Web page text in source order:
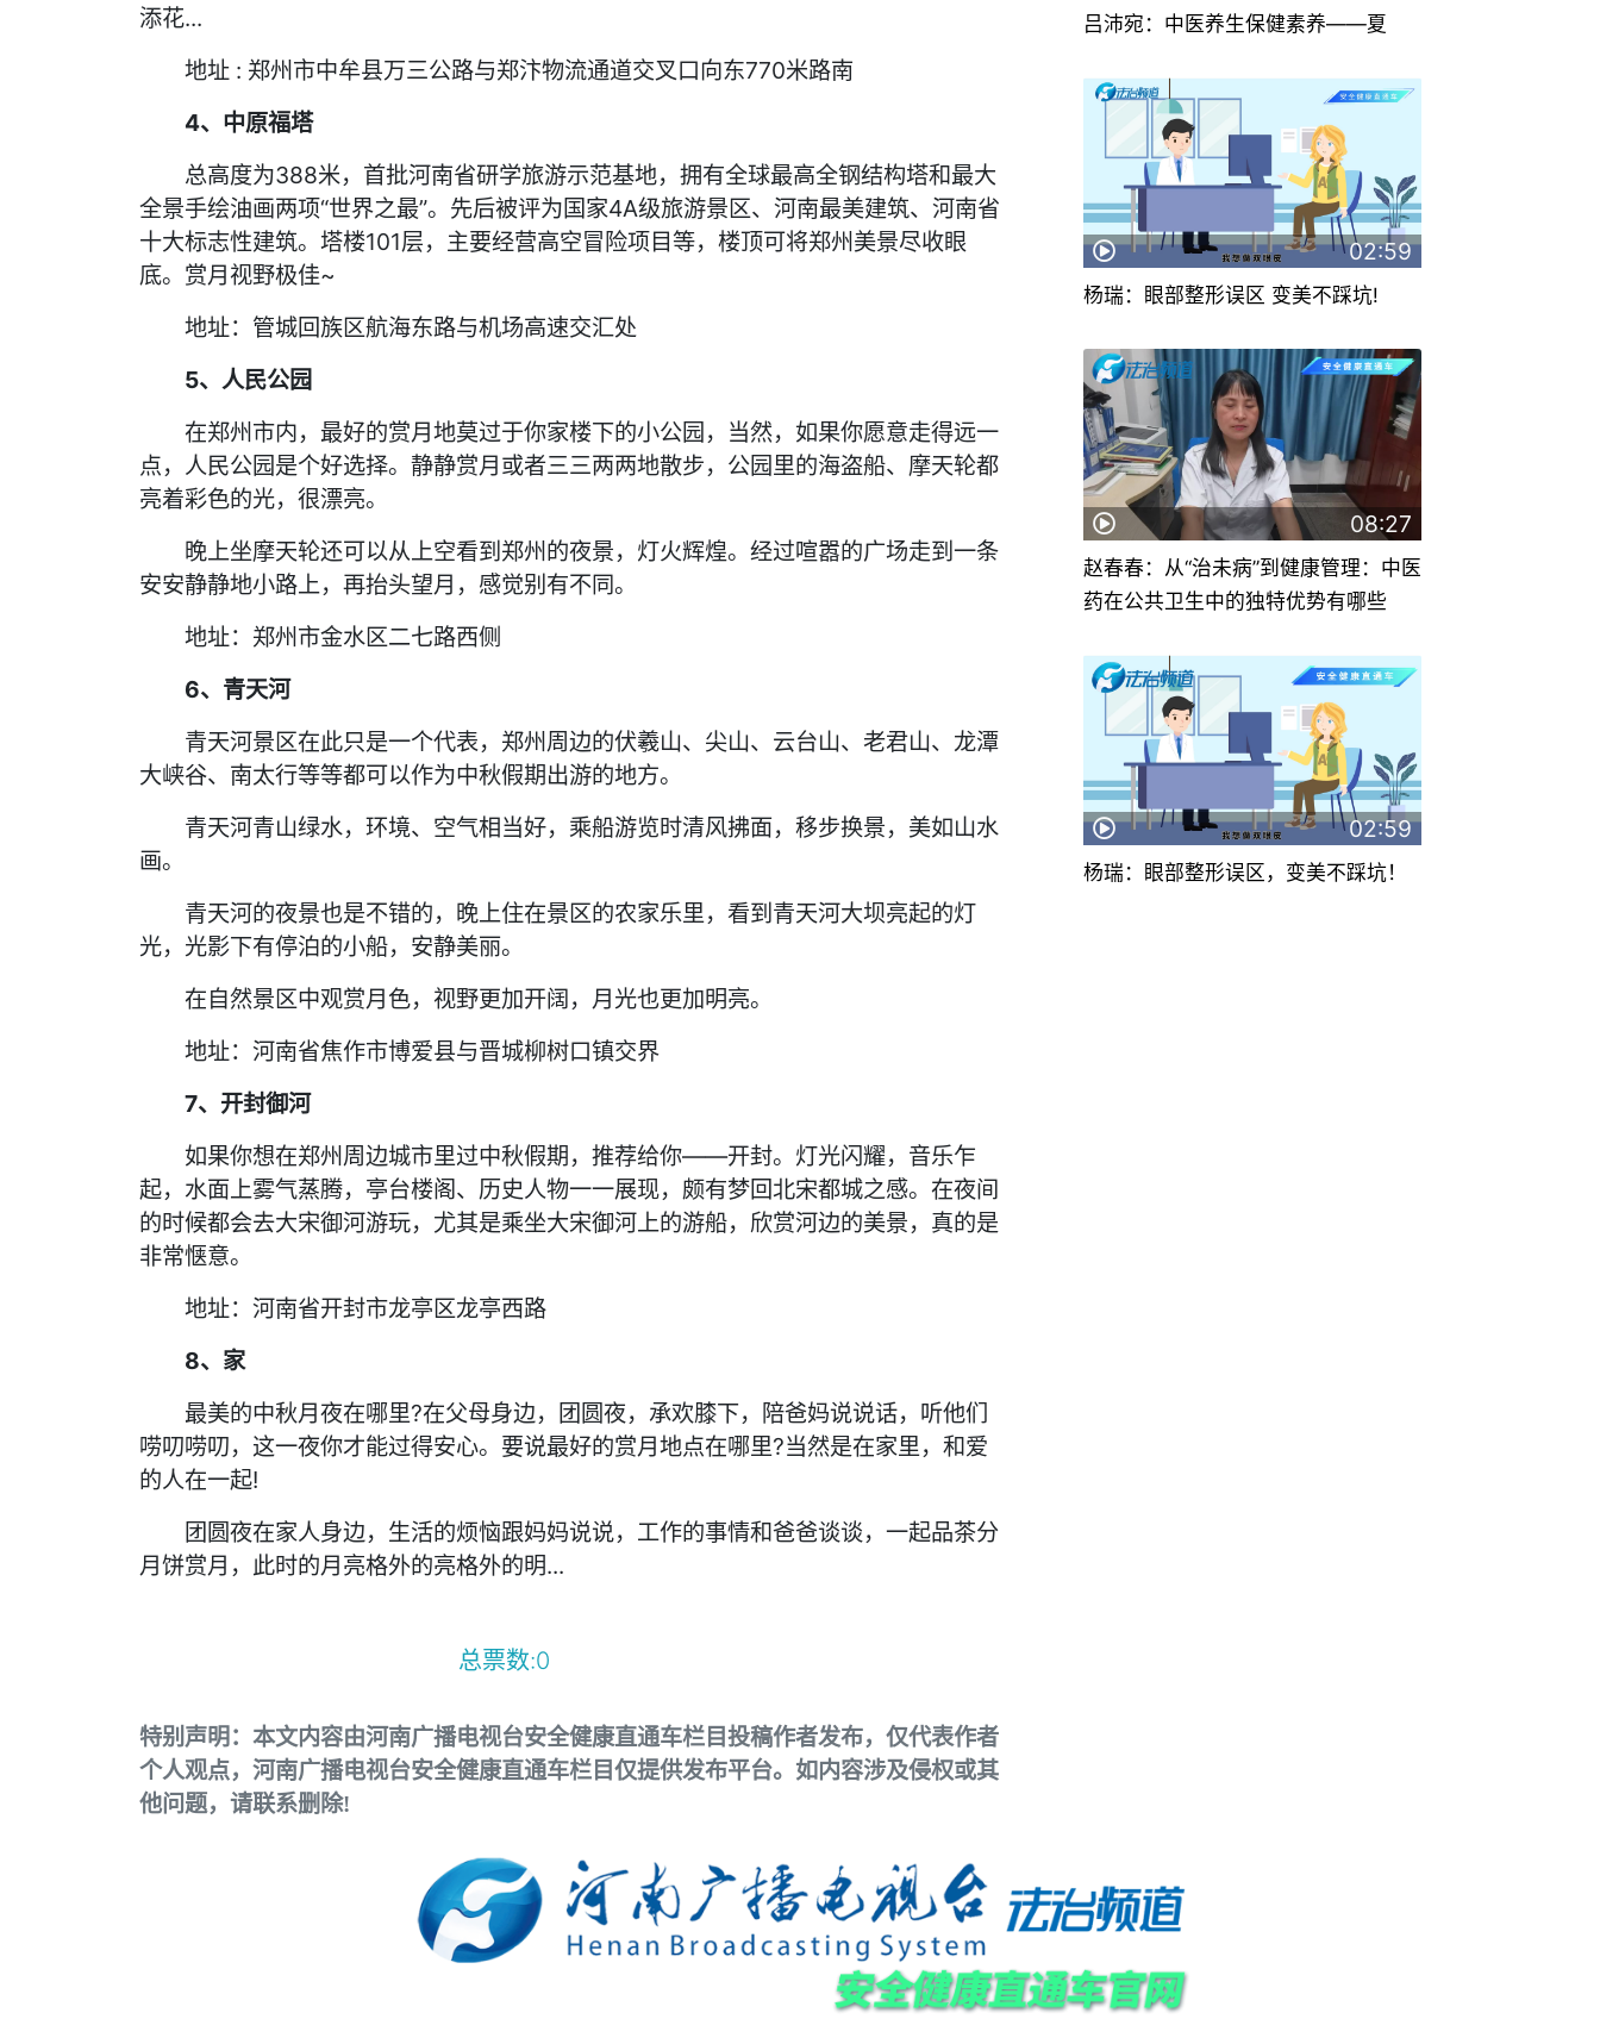
添花...
地址 : 郑州市中牟县万三公路与郑汴物流通道交叉口向东770米路南
4、中原福塔
总高度为388米，首批河南省研学旅游示范基地，拥有全球最高全钢结构塔和最大
全景手绘油画两项“世界之最”。先后被评为国家4A级旅游景区、河南最美建筑、河南省
十大标志性建筑。塔楼101层，主要经营高空冒险项目等，楼顶可将郑州美景尽收眼
底。赏月视野极佳~
地址：管城回族区航海东路与机场高速交汇处
5、人民公园
在郑州市内，最好的赏月地莫过于你家楼下的小公园，当然，如果你愿意走得远一
点，人民公园是个好选择。静静赏月或者三三两两地散步，公园里的海盗船、摩天轮都
亮着彩色的光，很漂亮。
晚上坐摩天轮还可以从上空看到郑州的夜景，灯火辉煌。经过喧嚣的广场走到一条
安安静静地小路上，再抬头望月，感觉别有不同。
地址：郑州市金水区二七路西侧
6、青天河
青天河景区在此只是一个代表，郑州周边的伏羲山、尖山、云台山、老君山、龙潭
大峡谷、南太行等等都可以作为中秋假期出游的地方。
青天河青山绿水，环境、空气相当好，乘船游览时清风拂面，移步换景，美如山水
画。
青天河的夜景也是不错的，晚上住在景区的农家乐里，看到青天河大坝亮起的灯
光，光影下有停泊的小船，安静美丽。
在自然景区中观赏月色，视野更加开阔，月光也更加明亮。
地址：河南省焦作市博爱县与晋城柳树口镇交界
7、开封御河
如果你想在郑州周边城市里过中秋假期，推荐给你——开封。灯光闪耀，音乐乍
起，水面上雾气蒸腾，亭台楼阁、历史人物一一展现，颇有梦回北宋都城之感。在夜间
的时候都会去大宋御河游玩，尤其是乘坐大宋御河上的游船，欣赏河边的美景，真的是
非常惬意。
地址：河南省开封市龙亭区龙亭西路
8、家
最美的中秋月夜在哪里?在父母身边，团圆夜，承欢膝下，陪爸妈说说话，听他们
唠叨唠叨，这一夜你才能过得安心。要说最好的赏月地点在哪里?当然是在家里，和爱
的人在一起!
团圆夜在家人身边，生活的烦恼跟妈妈说说，工作的事情和爸爸谈谈，一起品茶分
月饼赏月，此时的月亮格外的亮格外的明...
总票数:0
特别声明：本文内容由河南广播电视台安全健康直通车栏目投稿作者发布，仅代表作者
个人观点，河南广播电视台安全健康直通车栏目仅提供发布平台。如内容涉及侵权或其
他问题，请联系删除!
吕沛宛：中医养生保健素养——夏
02:59
杨瑞：眼部整形误区 变美不踩坑!
08:27
赵春春：从“治未病”到健康管理：中医
药在公共卫生中的独特优势有哪些
02:59
杨瑞：眼部整形误区，变美不踩坑！